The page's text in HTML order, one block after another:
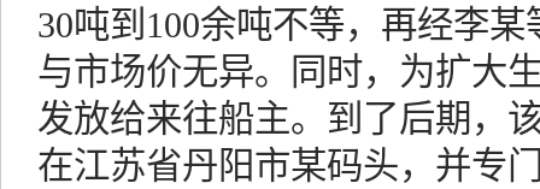
30吨到100余吨不等，再经李
与市场价无异。同时，为扩大
发放给来往船主。到了后期，
在江苏省丹阳市某码头，并专